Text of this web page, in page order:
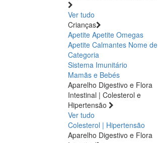
Ver tudo
Crianças
Apetite Apetite Omegas
Apetite Calmantes Nome de
Categoria
Sistema Imunitário
Mamãs e Bebés
Aparelho Digestivo e Flora
Intestinal | Colesterol e
Hipertensão
Ver tudo
Colesterol | Hipertensão
Aparelho Digestivo e Flora